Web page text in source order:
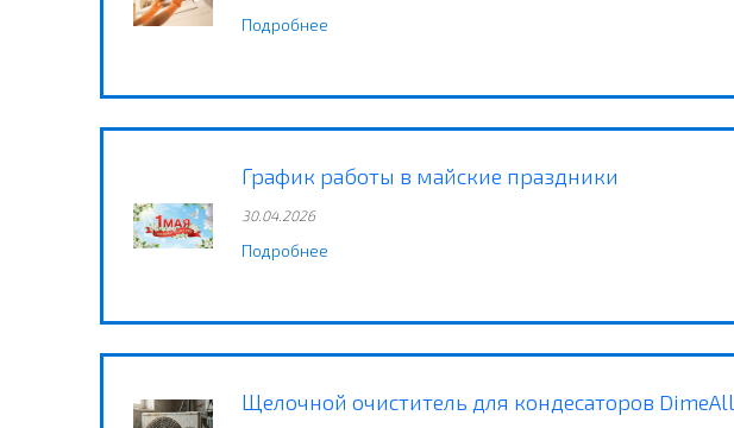
Подробнее
График работы в майские праздники
30.04.2026
Подробнее
Щелочной очиститель для кондесаторов DimeAll